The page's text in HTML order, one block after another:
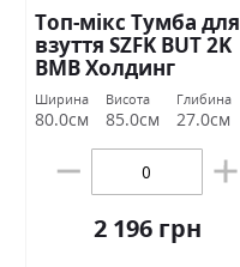
Топ-мікс Тумба для
взуття SZFK BUT 2K
ВМВ Холдинг
Ширина
80.0см
Висота
85.0см
Глибина
27.0см
2 196 грн